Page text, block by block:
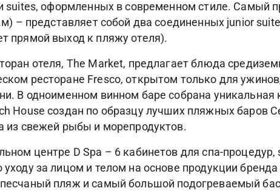
suites, оформленных в современном стиле. Самый
– представляет собой два соединенных junior
прямой выход к пляжу отеля).
отеля, The Market, предлагает блюда
ресторане Fresco, открытом только для
В одноименном винном баре собрана
House создан по образцу лучших пляжных
из свежей рыбы и морепродуктов.
центре D Spa – 6 кабинетов для спа-
за лицом и телом на основе продукции
пляж и самый большой подогреваемый